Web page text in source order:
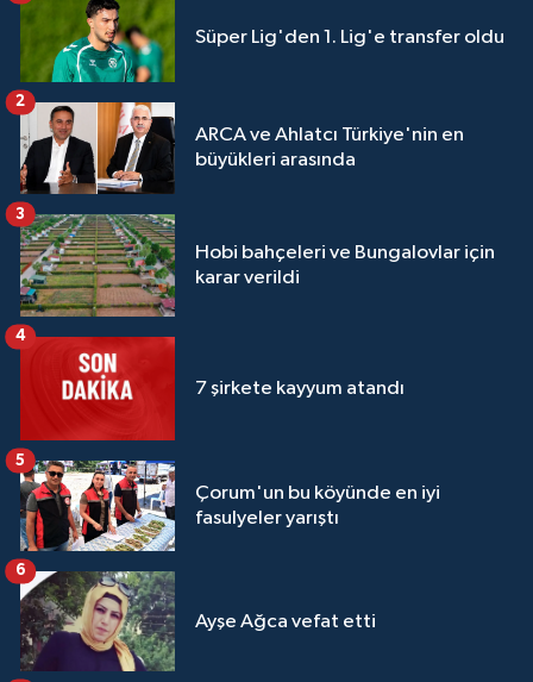
Süper Lig'den 1. Lig'e transfer oldu
ARCA ve Ahlatcı Türkiye'nin en
büyükleri arasında
2
Hobi bahçeleri ve Bungalovlar için
karar verildi
3
7 şirkete kayyum atandı
4
Çorum'un bu köyünde en iyi
fasulyeler yarıştı
5
Ayşe Ağca vefat etti
6